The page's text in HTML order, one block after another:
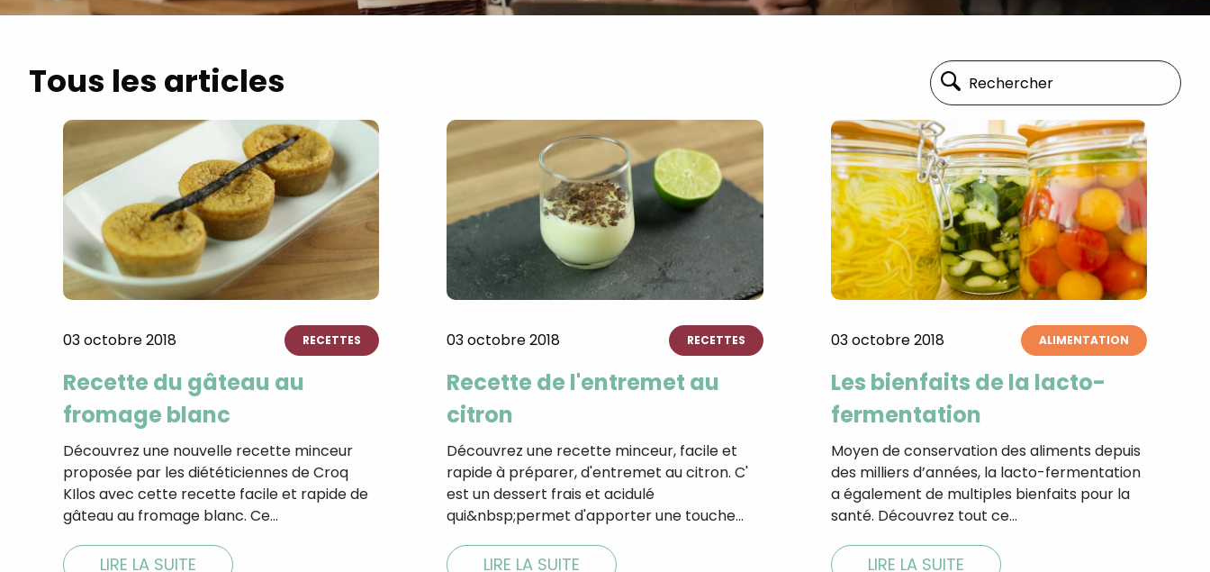
Tous les articles
03 octobre 2018 RECETTES
Recette du gâteau au
fromage blanc
Découvrez une nouvelle recette minceur
proposée par les diététiciennes de Croq
KIlos avec cette recette facile et rapide de
gâteau au fromage blanc. Ce…
LIRE LA SUITE
03 octobre 2018 RECETTES
Recette de l'entremet au
citron
Découvrez une recette minceur, facile et
rapide à préparer, d'entremet au citron. C'
est un dessert frais et acidulé
qui&nbsp;permet d'apporter une touche…
LIRE LA SUITE
03 octobre 2018 ALIMENTATION
Les bienfaits de la lacto-
fermentation
Moyen de conservation des aliments depuis
des milliers d’années, la lacto-fermentation
a également de multiples bienfaits pour la
santé. Découvrez tout ce…
LIRE LA SUITE